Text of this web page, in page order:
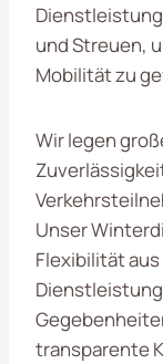
und Streuen,
Mobilität zu
Wir legen
Unser
Flexibilität
transparente